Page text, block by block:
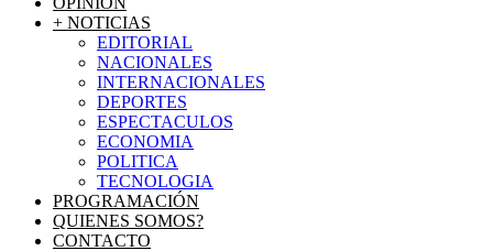
+ NOTICIAS
EDITORIAL
NACIONALES
INTERNACIONALES
DEPORTES
ESPECTACULOS
ECONOMIA
POLITICA
TECNOLOGIA
PROGRAMACIÓN
QUIENES SOMOS?
CONTACTO